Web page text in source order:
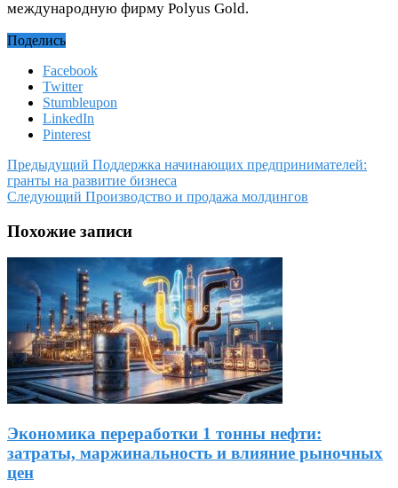
международную фирму Polyus Gold.
Поделись
Facebook
Twitter
Stumbleupon
LinkedIn
Pinterest
Предыдущий Поддержка начинающих предпринимателей:
гранты на развитие бизнеса
Следующий Производство и продажа молдингов
Похожие записи
Экономика переработки 1 тонны нефти:
затраты, маржинальность и влияние рыночных
цен